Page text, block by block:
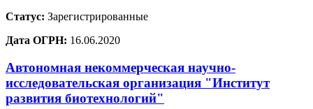
Статус: Зарегистрированные
Дата ОГРН: 16.06.2020
Автономная некоммерческая научно-
исследовательская организация "Институт
развития биотехнологий"